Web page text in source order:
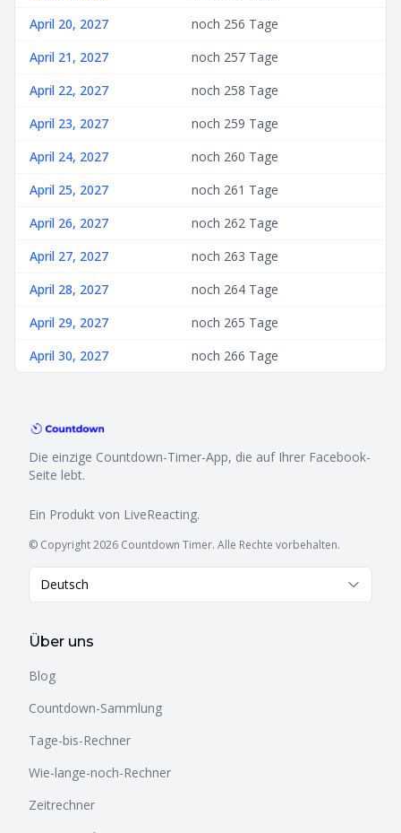
April 20, 2027
noch 256 Tage
April 21, 2027
noch 257 Tage
April 22, 2027
noch 258 Tage
April 23, 2027
noch 259 Tage
April 24, 2027
noch 260 Tage
April 25, 2027
noch 261 Tage
April 26, 2027
noch 262 Tage
April 27, 2027
noch 263 Tage
April 28, 2027
noch 264 Tage
April 29, 2027
noch 265 Tage
April 30, 2027
noch 266 Tage
Die einzige Countdown-Timer-App, die auf Ihrer Facebook-
Seite lebt.
Ein Produkt von LiveReacting.
© Copyright 2026 Countdown Timer. Alle Rechte vorbehalten.
Deutsch
Über uns
Blog
Countdown-Sammlung
Tage-bis-Rechner
Wie-lange-noch-Rechner
Zeitrechner